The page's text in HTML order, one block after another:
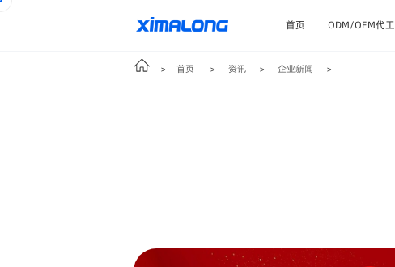
首页 ODM/OEM代工
> 首页 > 资讯 > 企业新闻 >